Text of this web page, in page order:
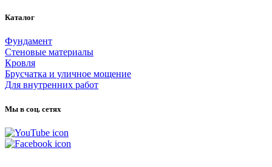
Каталог
Фундамент
Стеновые материалы
Кровля
Брусчатка и уличное мощение
Для внутренних работ
Мы в соц. сетях